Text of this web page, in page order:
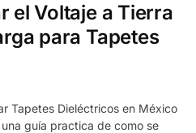
el Voltaje a Tierra
para Tapetes
Tapetes Dieléctricos en México
guía practica de como se